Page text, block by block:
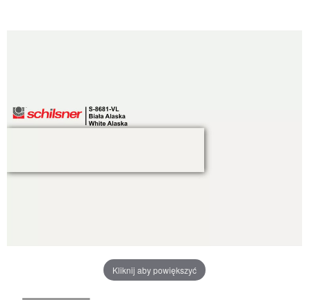
Kliknij aby powiększyć